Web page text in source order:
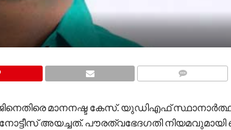
മാനനഷ്ട കേസ്. യുഡിഎഫ്
അയച്ചത്. പൗരത്വഭേദഗതി നിയമവുമായി